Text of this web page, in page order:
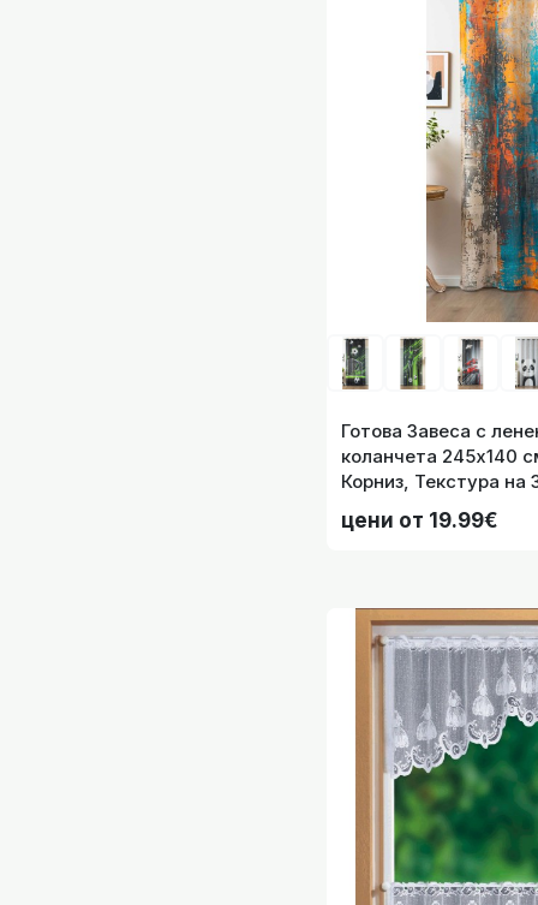
Готова Завеса с
коланчета 245х140
Корниз, Текстура на
Печат, код-2024120-
цени от 19.99€
Детски мини
Детски мини
Детски мини
Детски мини
Детски плат